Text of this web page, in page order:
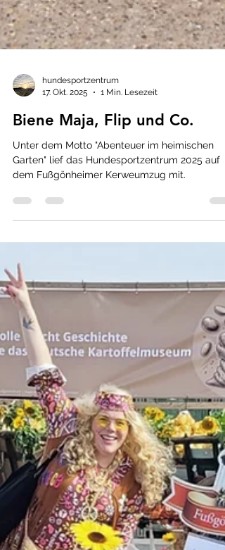
hundesportzentrum
17. Okt. 2025
1 Min. Lesezeit
Biene Maja, Flip und Co.
Unter dem Motto "Abenteuer im heimischen
dem Fußgönheimer Kerweumzug mit.